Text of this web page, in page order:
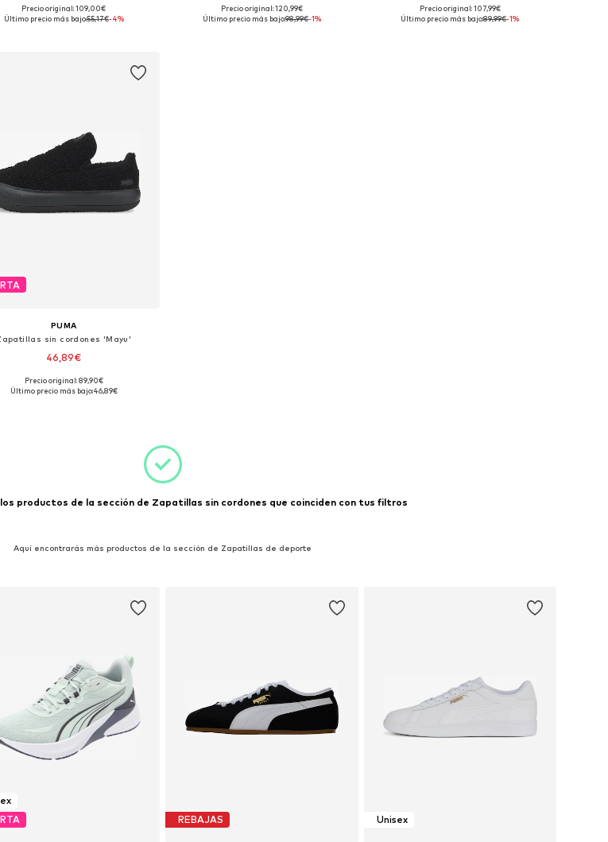
Disponible en muchas tallas
Precio original: 109,00€
Último precio más bajo:55,17€-4%
Disponible en muchas tallas
Precio original: 120,99€
Último precio más bajo:98,99€-1%
Disponible en muchas tallas
Precio original: 107,99€
Último precio más bajo:89,99€-1%
PUMA
sin cordones 'Mayu'
46,89€
Tallas disponibles: 38,5
Precio original: 89,90€
Último precio más bajo:46,89€
productos de la sección de Zapatillas sin cordones que coinciden con tus filtros
Aquí encontrarás más productos de la sección de Zapatillas de deporte
REBAJAS Unisex